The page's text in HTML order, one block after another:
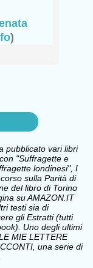
)
pubblicato vari libri
"Suffragette e
londinesi", I
sulla Parità di
del libro di Torino
su AMAZON.IT
testi sia di
gli Estratti (tutti
Uno degli ultimi
MIE LETTERE
una serie di